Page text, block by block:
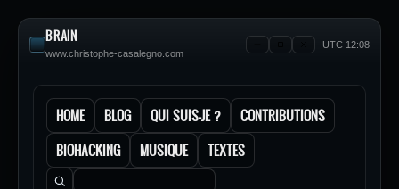
BRAIN
www.christophe-casalegno.com
UTC 12:08
HOME BLOG QUI SUIS-JE ?
CONTRIBUTIONS
BIOHACKING
MUSIQUE TEXTES